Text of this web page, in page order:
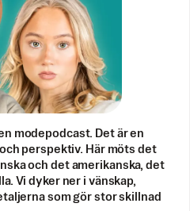
modepodcast. Det är en
perspektiv. Här möts det
och det amerikanska, det
Vi dyker ner i vänskap,
som gör stor skillnad